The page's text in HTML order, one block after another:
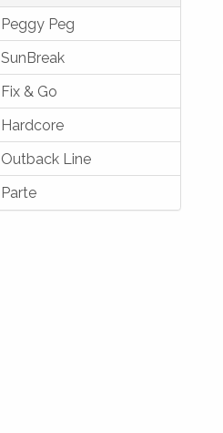
Peggy Peg
SunBreak
Fix & Go
Hardcore
Outback Line
Parte